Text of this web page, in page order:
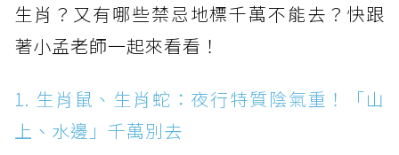
生肖？又有哪些禁忌地標千萬不能去？快跟
著小孟老師一起來看看！
1. 生肖鼠、生肖蛇：夜行特質陰氣重！「山
上、水邊」千萬別去